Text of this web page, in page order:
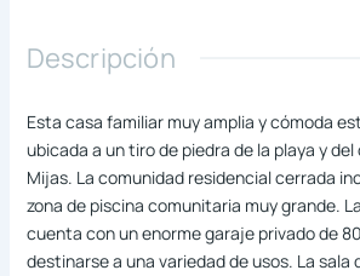
Descripción
Esta casa familiar muy amplia y cómoda
ubicada a un tiro de piedra de la playa y
Mijas. La comunidad residencial cerrada
zona de piscina comunitaria muy grande.
cuenta con un enorme garaje privado de
destinarse a una variedad de usos. La sala